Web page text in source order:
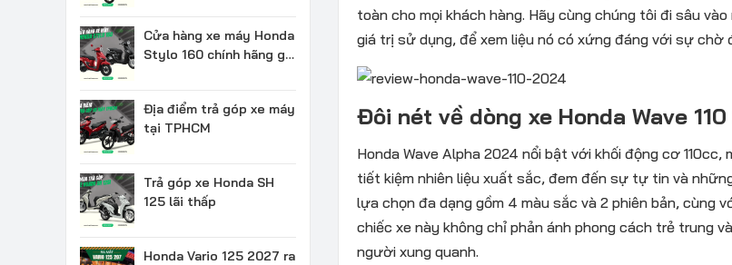
toàn cho mọi khách hàng. Hãy cùng chúng tôi đi sâu
giá trị sử dụng, để xem liệu nó có xứng đáng với sự chờ
Đôi nét về dòng xe Honda Wave
Honda Wave Alpha 2024 nổi bật với khối động cơ
tiết kiệm nhiên liệu xuất sắc, đem đến sự tự tin và
lựa chọn đa dạng gồm 4 màu sắc và 2 phiên bản,
chiếc xe này không chỉ phản ánh phong cách trẻ trung
người xung quanh.
Cửa hàng xe máy Honda
Stylo 160 chính hãng giá
Địa điểm trả góp xe máy
tại TPHCM
Trả góp xe Honda SH
125 lãi thấp
Honda Vario 125 2027 ra